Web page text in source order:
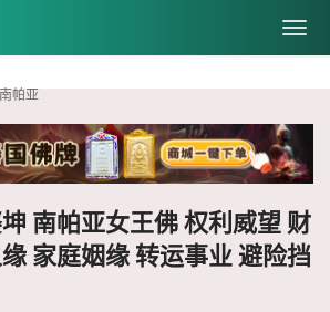
南帕亚
南帕亚女王佛 权利威望 财
家庭姻缘 转运事业 避险挡